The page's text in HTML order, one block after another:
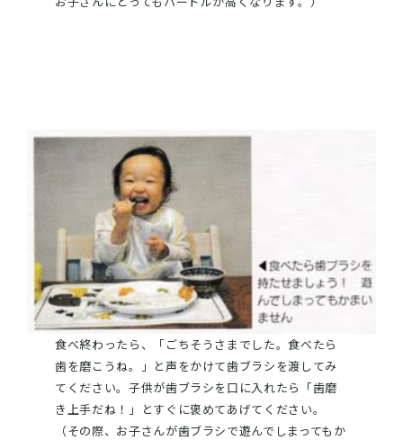
食べ終わったら、「ごちそうさまでした。食べたら
歯を磨こうね。」と声をかけて歯ブラシを渡してみ
てください。子供が歯ブラシを口に入れたら「歯磨
き上手だね！」とすぐに褒めてあげてください。
（その際、お子さんが歯ブラシで遊んでしまってもか